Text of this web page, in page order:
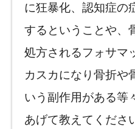
に狂暴化、認知症の
するということや、
処方されるフォサマ
カスカになり骨折や
いう副作用がある等
あげて教えてくださ